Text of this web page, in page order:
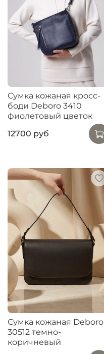
Сумка кожаная кросс-
боди Deboro 3410
фиолетовый цветок
12700 руб
Сумка кожаная Deboro
30512 темно-
коричневый